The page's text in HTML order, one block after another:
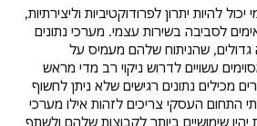
להיות יתרון לפרודוקטיביות וליצירתיות,
לסביבה בשירות עצמי. מערכי נתונים
גדולים, שהניתוח שלהם מעמיס על
עשויים לדרוש ניקוי רב מדי מראש
מכילים נתונים רגישים שלא ניתן לחשוף
התחום העסקי צריכים לזהות אילו מערכי
יהיו שימושיים ביותר לקבוצות שלהם ולשתף